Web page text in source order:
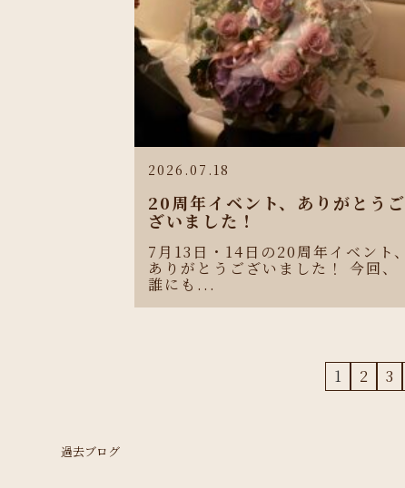
2026.07.18
20周年イベント、ありがとうご
ざいました！
7月13日・14日の20周年イベント、
ありがとうございました！ 今回、
誰にも...
1 2 3
過去ブログ